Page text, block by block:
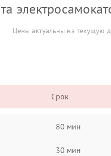
Цены актуальны на текущую
Срок
80 мин
30 мин